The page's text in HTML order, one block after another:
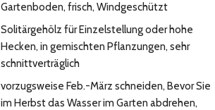
Gartenboden, frisch, Windgeschützt
Solitärgehölz für Einzelstellung oder hohe
Hecken, in gemischten Pflanzungen, sehr
schnittverträglich
vorzugsweise Feb.-März schneiden, Bevor Sie
im Herbst das Wasser im Garten abdrehen,